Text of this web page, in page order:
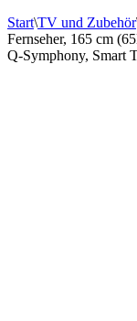
Start\TV und Zubehör
Fernseher, 165 cm
Q-Symphony, Smart